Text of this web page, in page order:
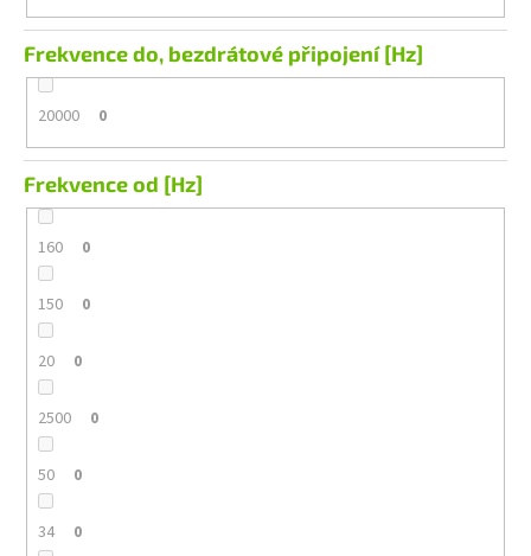
Frekvence do, bezdrátové připojení [Hz]
20000 0
Frekvence od [Hz]
160 0
150 0
20 0
2500 0
50 0
34 0